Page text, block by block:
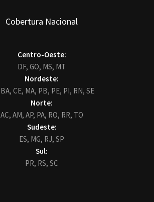
Cobertura Nacional
Centro-Oeste:
DF, GO, MS, MT
Nordeste:
BA, CE, MA, PB, PE, PI, RN, SE
Norte:
AC, AM, AP, PA, RO, RR, TO
Sudeste:
ES, MG, RJ, SP
Sul:
PR, RS, SC